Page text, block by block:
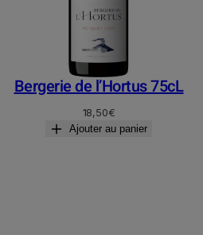
Bergerie de l’Hortus 75cL
18,50€
Ajouter au panier